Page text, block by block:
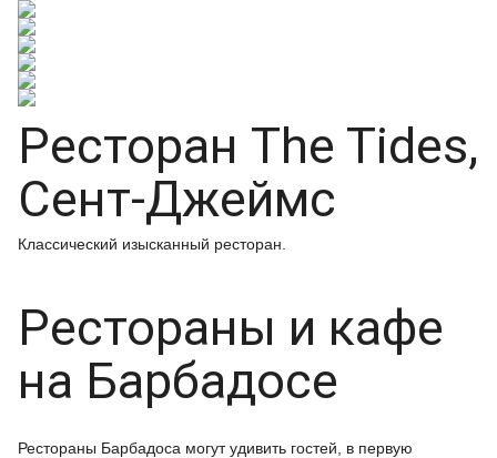
Ресторан The Tides,
Сент-Джеймс
Классический изысканный ресторан.
Рестораны и кафе
на Барбадосе
Рестораны Барбадоса могут удивить гостей, в первую